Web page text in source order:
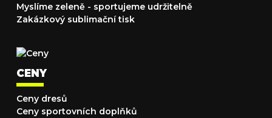
Myslíme zeleně - sportujeme udržitelně
Zakázkový sublimační tisk
CENY
Ceny dresů
Ceny sportovních doplňků